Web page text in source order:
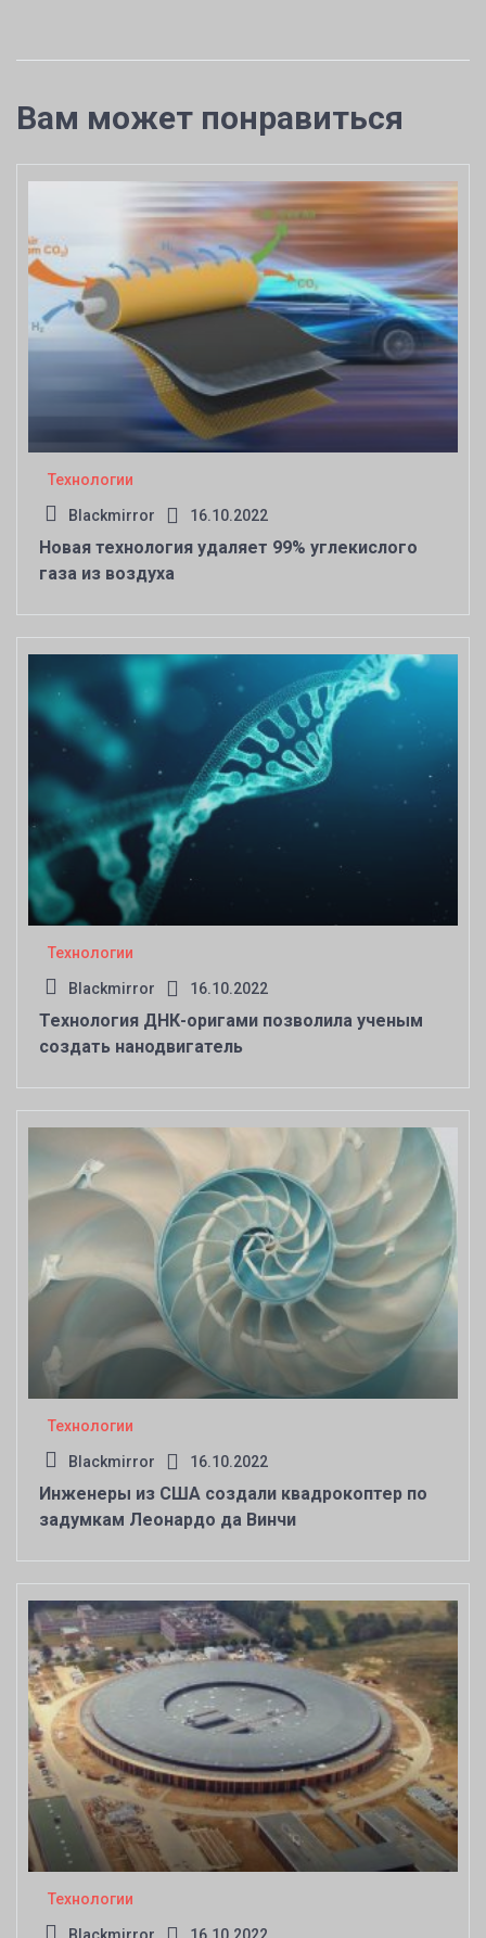
Вам может понравиться
Технологии
Blackmirror 16.10.2022
Новая технология удаляет 99% углекислого
газа из воздуха
Технологии
Blackmirror 16.10.2022
Технология ДНК-оригами позволила ученым
создать нанодвигатель
Технологии
Blackmirror 16.10.2022
Инженеры из США создали квадрокоптер по
задумкам Леонардо да Винчи
Технологии